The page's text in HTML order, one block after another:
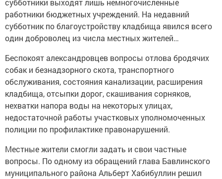
субботники выходят лишь немногочисленные
работники бюджетных учреждений. На недавний
субботник по благоустройству кладбища явился всего
один доброволец из числа местных жителей…
Беспокоят александровцев вопросы отлова бродячих
собак и безнадзорного скота, транспортного
обслуживания, состояния канализации, расширения
кладбища, отсыпки дорог, скашивания сорняков,
нехватки напора воды на некоторых улицах,
недостаточной работы участковых уполномоченных
полиции по профилактике правонарушений.
Местные жители смогли задать и свои частные
вопросы. По одному из обращений глава Бавлинского
муниципального района Альберт Хабибуллин решил